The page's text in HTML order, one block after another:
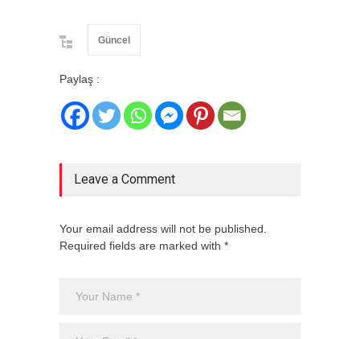
Güncel
Paylaş :
Leave a Comment
Your email address will not be published.
Required fields are marked with *